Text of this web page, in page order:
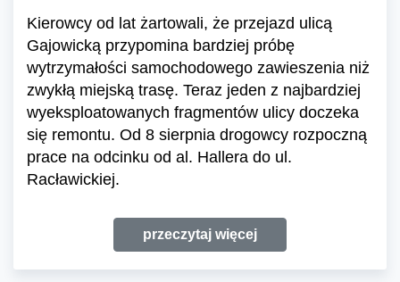
Kierowcy od lat żartowali, że przejazd ulicą
Gajowicką przypomina bardziej próbę
wytrzymałości samochodowego zawieszenia niż
zwykłą miejską trasę. Teraz jeden z najbardziej
wyeksploatowanych fragmentów ulicy doczeka
się remontu. Od 8 sierpnia drogowcy rozpoczną
prace na odcinku od al. Hallera do ul.
Racławickiej.
przeczytaj więcej